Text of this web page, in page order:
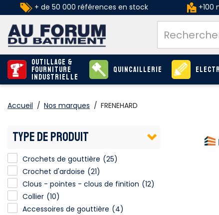
+ de 50 000 références en stock +100
Outillage &
Fourniture
industrielle
Quincaillerie
Accueil / Nos marques / FRENEHARD
TYPE DE PRODUIT
Crochets de gouttière (25)
Crochet d'ardoise (21)
Clous - pointes - clous de finition (12)
Collier (10)
Accessoires de gouttière (4)